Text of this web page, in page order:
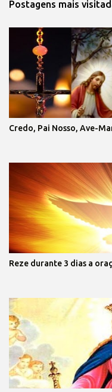
Postagens mais
Credo, Pai Nosso, Ave-
Reze durante 3 dias a